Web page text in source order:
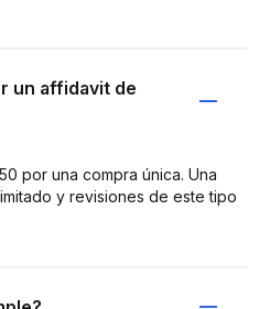
un affidavit de
por una compra única. Una
y revisiones de este tipo